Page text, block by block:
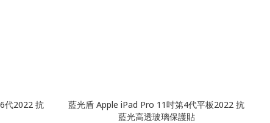
代2022 抗
藍光盾 Apple iPad Pro 11吋第4代平板2022 抗
藍光高透玻璃保護貼